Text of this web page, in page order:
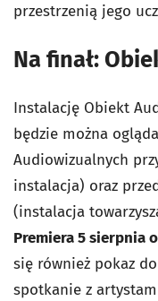
przestrzenią jego
Na finał:
Instalację Obiekt
będzie można
Audiowizualnych
instalacja) oraz
(instalacja
Premiera 5 sierpnia
się również pokaz
spotkanie z